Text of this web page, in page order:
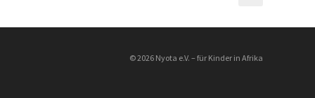
© 2026 Nyota e.V. – für Kinder in Afrika